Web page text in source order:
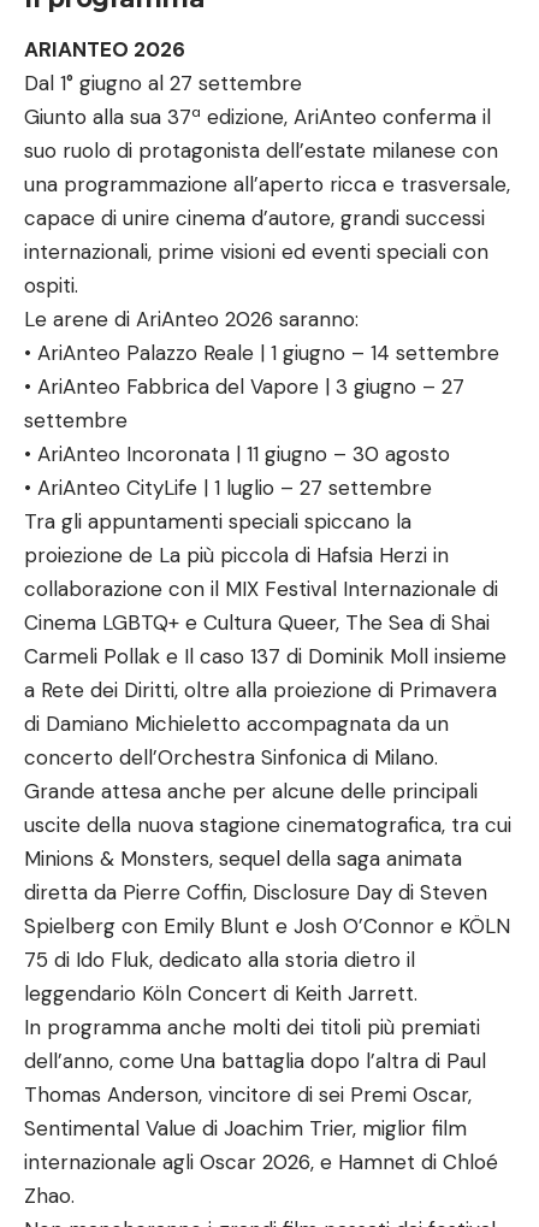
ARIANTEO 2026
Dal 1° giugno al 27 settembre
Giunto alla sua 37ª edizione, AriAnteo conferma il
suo ruolo di protagonista dell’estate milanese con
una programmazione all’aperto ricca e trasversale,
capace di unire cinema d’autore, grandi successi
internazionali, prime visioni ed eventi speciali con
ospiti.
Le arene di AriAnteo 2026 saranno:
• AriAnteo Palazzo Reale | 1 giugno – 14 settembre
• AriAnteo Fabbrica del Vapore | 3 giugno – 27
settembre
• AriAnteo Incoronata | 11 giugno – 30 agosto
• AriAnteo CityLife | 1 luglio – 27 settembre
Tra gli appuntamenti speciali spiccano la
proiezione de La più piccola di Hafsia Herzi in
collaborazione con il MIX Festival Internazionale di
Cinema LGBTQ+ e Cultura Queer, The Sea di Shai
Carmeli Pollak e Il caso 137 di Dominik Moll insieme
a Rete dei Diritti, oltre alla proiezione di Primavera
di Damiano Michieletto accompagnata da un
concerto dell’Orchestra Sinfonica di Milano.
Grande attesa anche per alcune delle principali
uscite della nuova stagione cinematografica, tra cui
Minions & Monsters, sequel della saga animata
diretta da Pierre Coffin, Disclosure Day di Steven
Spielberg con Emily Blunt e Josh O’Connor e KÖLN
75 di Ido Fluk, dedicato alla storia dietro il
leggendario Köln Concert di Keith Jarrett.
In programma anche molti dei titoli più premiati
dell’anno, come Una battaglia dopo l’altra di Paul
Thomas Anderson, vincitore di sei Premi Oscar,
Sentimental Value di Joachim Trier, miglior film
internazionale agli Oscar 2026, e Hamnet di Chloé
Zhao.